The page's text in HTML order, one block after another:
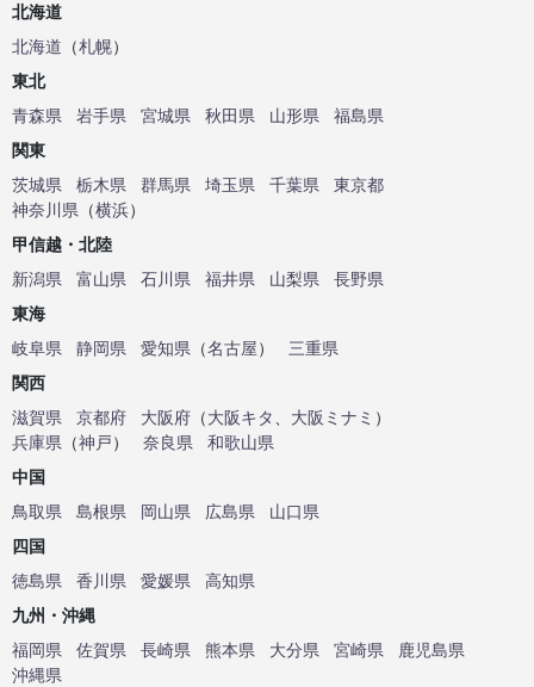
北海道
北海道 （札幌）
東北
青森県
岩手県 宮城県 秋田県 山形県
福島県
関東
茨城県
栃木県 群馬県 埼玉県 千葉県
東京都
神奈川県 （横浜）
甲信越・北陸
新潟県
富山県 石川県 福井県 山梨県
長野県
東海
岐阜県
静岡県 愛知県 （名古屋）
三重県
関西
滋賀県
京都府 大阪府 （大阪キタ 大阪ミナミ ）
兵庫県 （神戸） 奈良県
和歌山県
中国
鳥取県
島根県 岡山県 広島県
山口県
四国
徳島県
香川県 愛媛県
高知県
九州・沖縄
福岡県
佐賀県 長崎県 熊本県 大分県 宮崎県
鹿児島県
沖縄県